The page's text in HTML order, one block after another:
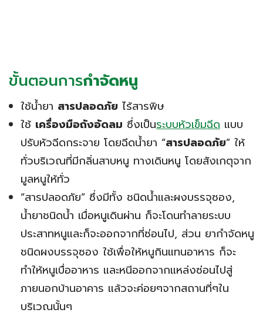
ขั้นตอนการกำจัดหนู
ใช้น้ำยา สารปลอดภัย ไร้สารพิษ
ใช้ เครื่องมือถังอัดลม ซึ่งเป็นระบบหัวเข็มฉีด แบบ
ปรับหัวฉีดกระจาย โดยฉีดน้ำยา “สารปลอดภัย” ให้
ทั่วบริเวณที่มีกลิ่นสาบหนู ทางเดินหนู โดยสังเกตุจาก
มูลหนูให้ทั่ว
“สารปลอดภัย” ซึ่งมีทั้ง ชนิดน้ำและผงบรรจุซอง,
น้ำยาชนิดน้ำ เมื่อหนูเดินผ่าน ก็จะโดนทำลายระบบ
ประสาทหนูและก็จะออกจากที่ซ่อนไป, ส่วน ยากำจัดหนู
ชนิดผงบรรจุซอง ใช้เพื่อให้หนูกินแทนอาหาร ก็จะ
ทำให้หนูเบื่ออาหาร และหนีออกจากแหล่งซ่อนไปสู่
ภายนอกบ้านอาคาร แล้วจะค่อยๆจากสถานที่ๆใน
บริเวณนั้นๆ